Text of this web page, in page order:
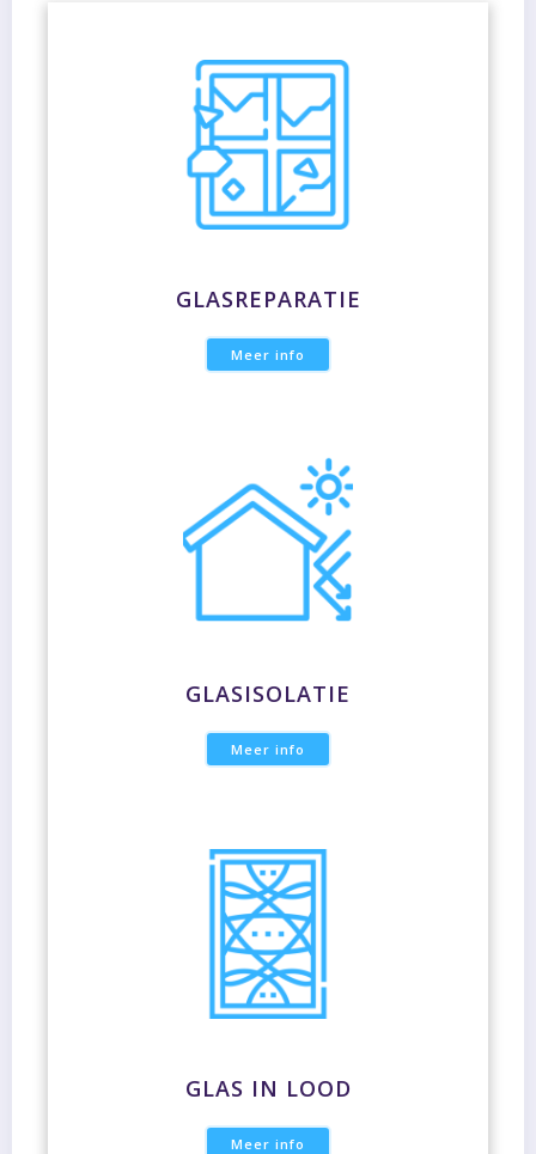
GLASREPARATIE
Meer info
GLASISOLATIE
Meer info
GLAS IN LOOD
Meer info